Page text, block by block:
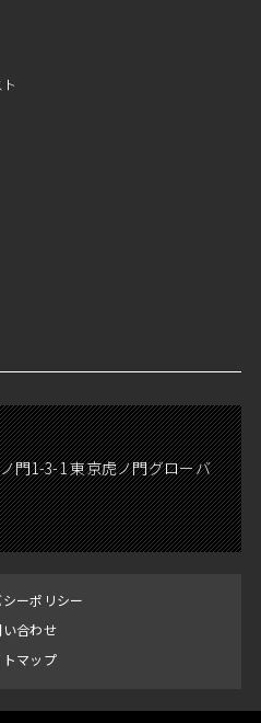
門1-3-1 東京虎ノ門グローバ
ーポリシー
い合わせ
マップ